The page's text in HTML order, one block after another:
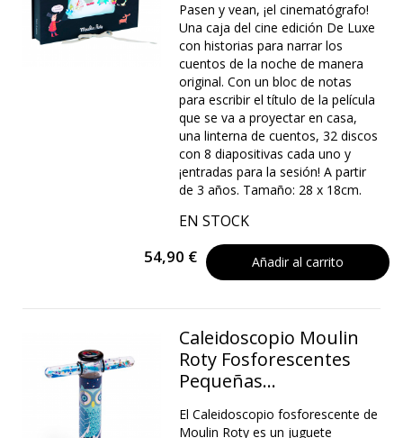
Pasen y vean, ¡el cinematógrafo!
Una caja del cine edición De Luxe
con historias para narrar los
cuentos de la noche de manera
original. Con un bloc de notas
para escribir el título de la película
que se va a proyectar en casa,
una linterna de cuentos, 32 discos
con 8 diapositivas cada uno y
¡entradas para la sesión! A partir
de 3 años. Tamaño: 28 x 18cm.
EN STOCK
54,90 € Añadir al carrito
Caleidoscopio Moulin
Roty Fosforescentes
Pequeñas...
El Caleidoscopio fosforescente de
Moulin Roty es un juguete